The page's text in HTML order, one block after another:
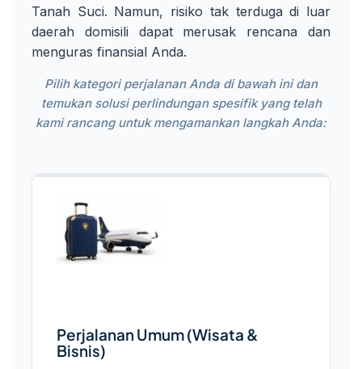
Tanah Suci. Namun, risiko tak terduga di luar
daerah domisili dapat merusak rencana dan
menguras finansial Anda.
Pilih kategori perjalanan Anda di bawah ini dan
temukan solusi perlindungan spesifik yang telah
kami rancang untuk mengamankan langkah Anda:
Perjalanan Umum (Wisata &
Bisnis)